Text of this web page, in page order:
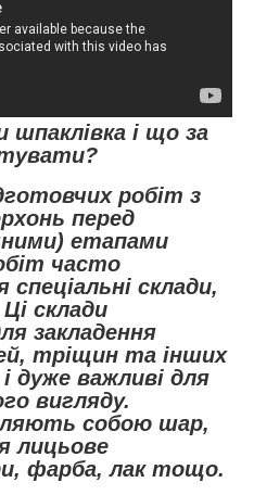
і що за
робіт з
перед
етапами
часто
склади,
склади
закладення
тріщин та інших
дуже важливі для
вигляду.
собою шар,
лицьове
фарба, лак тощо.